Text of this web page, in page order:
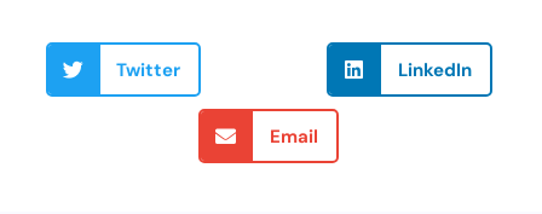
Twitter LinkedIn
Email